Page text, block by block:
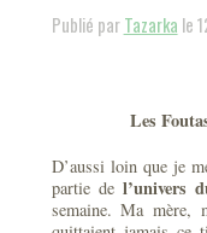
Publié parTazarka le
Les
D’aussi loin que je
partie de l’univers
semaine. Ma mère,